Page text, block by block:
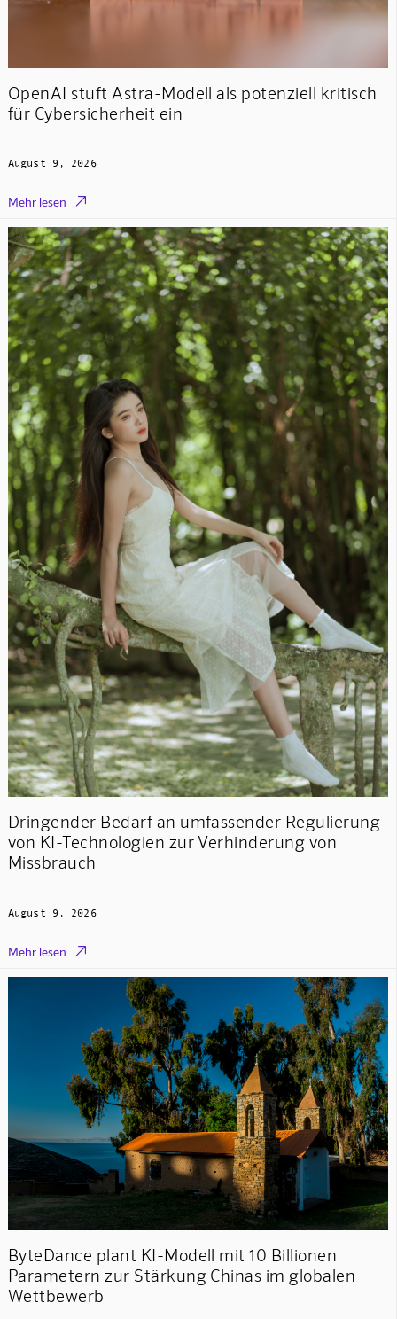
OpenAI stuft Astra-Modell als potenziell kritisch
für Cybersicherheit ein
August 9, 2026
Mehr lesen 
Dringender Bedarf an umfassender Regulierung
von KI-Technologien zur Verhinderung von
Missbrauch
August 9, 2026
Mehr lesen 
ByteDance plant KI-Modell mit 10 Billionen
Parametern zur Stärkung Chinas im globalen
Wettbewerb